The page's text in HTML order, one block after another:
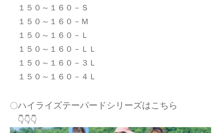
１５０～１６０－Ｓ
１５０～１６０－Ｍ
１５０～１６０－Ｌ
１５０～１６０－ＬＬ
１５０～１６０－３Ｌ
１５０～１６０－４Ｌ
〇ハイライズテーパードシリーズはこちら
👇👇👇